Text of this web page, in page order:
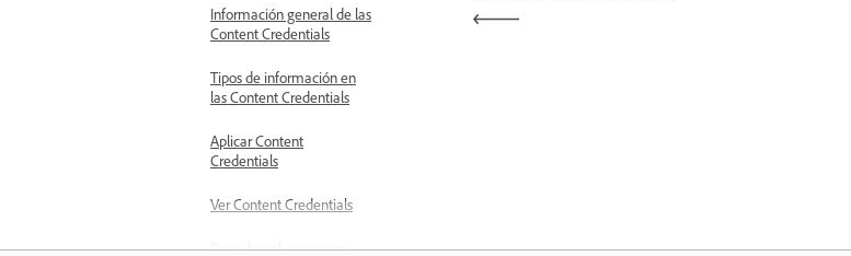
Información general de las
Content Credentials
Tipos de información en
las Content Credentials
Aplicar Content
Credentials
Ver Content Credentials
Descubrir el ecosistema